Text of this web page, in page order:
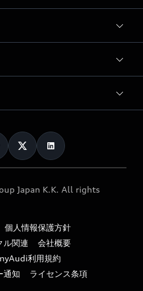
Japan K.K. All rights
個人情報保護方針
ル関連
会社概要
利用規約
通知
ライセンス条項